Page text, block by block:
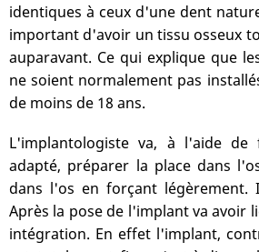
identiques à ceux d'une dent
important d'avoir un tissu osseux
auparavant. Ce qui explique que
ne soient normalement pas
de moins de 18 ans.
L'implantologiste va, à l'aide de
adapté, préparer la place dans
dans l'os en forçant légèrement.
Après la pose de l'implant va avoir
intégration. En effet l'implant,